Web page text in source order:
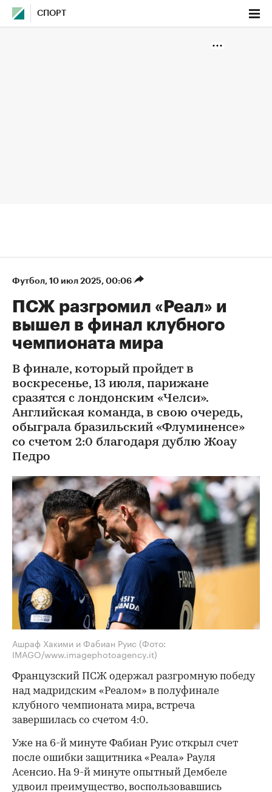
СПОРТ
Футбол⁠, 10 июл 2025, 00:06
ПСЖ разгромил «Реал» и
вышел в финал клубного
чемпионата мира
В финале, который пройдет в
воскресенье, 13 июля, парижане
сразятся с лондонским «Челси».
Английская команда, в свою очередь,
обыграла бразильский «Флуминенсе»
со счетом 2:0 благодаря дублю Жоау
Педро
Ашраф Хакими и Фабиан Руис (Фото:
IMAGO/www.imagephotoagency.it)
Французский ПСЖ одержал разгромную победу
над мадридским «Реалом» в полуфинале
клубного чемпионата мира, встреча
завершилась со счетом 4:0.
Уже на 6-й минуте Фабиан Руис открыл счет
после ошибки защитника «Реала» Рауля
Асенсио. На 9-й минуте опытный Дембеле
удвоил преимущество, воспользовавшись